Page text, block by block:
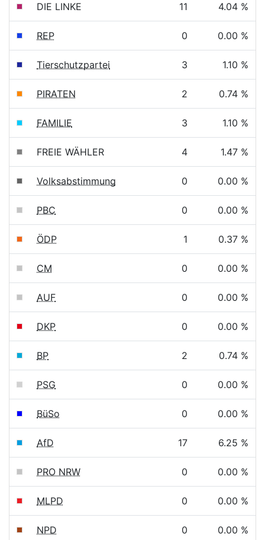
DIE LINKE 11 4.04 %
REP 0 0.00 %
Tierschutzpartei 3 1.10 %
PIRATEN 2 0.74 %
FAMILIE 3 1.10 %
FREIE WÄHLER 4 1.47 %
Volksabstimmung 0 0.00 %
PBC 0 0.00 %
ÖDP 1 0.37 %
CM 0 0.00 %
AUF 0 0.00 %
DKP 0 0.00 %
BP 2 0.74 %
PSG 0 0.00 %
BüSo 0 0.00 %
AfD 17 6.25 %
PRO NRW 0 0.00 %
MLPD 0 0.00 %
NPD 0 0.00 %